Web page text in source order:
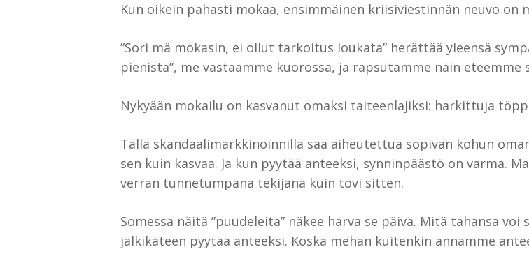
Kun oikein pahasti mokaa, ensimmäinen kriisiviestinnän neuvo on
”Sori mä mokasin, ei ollut tarkoitus loukata” herättää yleensä
pienistä”, me vastaamme kuorossa, ja rapsutamme näin
Nykyään mokailu on kasvanut omaksi taiteenlajiksi: harkittuja
Tällä skandaalimarkkinoinnilla saa aiheutettua sopivan kohun
sen kuin kasvaa. Ja kun pyytää anteeksi, synninpäästö on varma.
verran tunnetumpana tekijänä kuin tovi sitten.
Somessa näitä ”puudeleita” näkee harva se päivä. Mitä tahansa
jälkikäteen pyytää anteeksi. Koska mehän kuitenkin annamme